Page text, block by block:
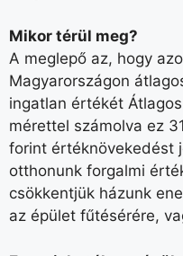
Mikor térül meg?
A meglepő az, hogy
Magyarországon
ingatlan értékét
mérettel számolva ez
forint értéknövekedést
otthonunk forgalmi
csökkentjük házunk
az épület fűtésérére,